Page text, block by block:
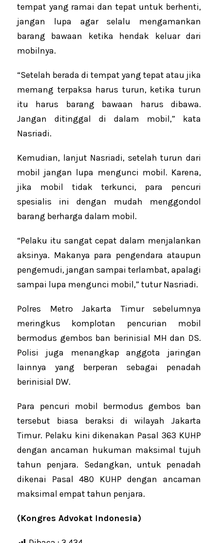
tempat yang ramai dan tepat untuk berhenti,
jangan lupa agar selalu mengamankan
barang bawaan ketika hendak keluar dari
mobilnya.
“Setelah berada di tempat yang tepat atau jika
memang terpaksa harus turun, ketika turun
itu harus barang bawaan harus dibawa.
Jangan ditinggal di dalam mobil,” kata
Nasriadi.
Kemudian, lanjut Nasriadi, setelah turun dari
mobil jangan lupa mengunci mobil. Karena,
jika mobil tidak terkunci, para pencuri
spesialis ini dengan mudah menggondol
barang berharga dalam mobil.
“Pelaku itu sangat cepat dalam menjalankan
aksinya. Makanya para pengendara ataupun
pengemudi, jangan sampai terlambat, apalagi
sampai lupa mengunci mobil,” tutur Nasriadi.
Polres Metro Jakarta Timur sebelumnya
meringkus komplotan pencurian mobil
bermodus gembos ban berinisial MH dan DS.
Polisi juga menangkap anggota jaringan
lainnya yang berperan sebagai penadah
berinisial DW.
Para pencuri mobil bermodus gembos ban
tersebut biasa beraksi di wilayah Jakarta
Timur. Pelaku kini dikenakan Pasal 363 KUHP
dengan ancaman hukuman maksimal tujuh
tahun penjara. Sedangkan, untuk penadah
dikenai Pasal 480 KUHP dengan ancaman
maksimal empat tahun penjara.
(Kongres Advokat Indonesia)